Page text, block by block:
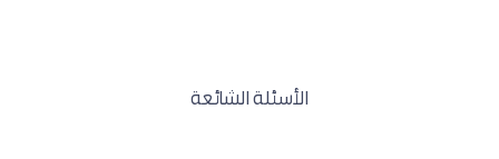
الأسئلة الشائعة